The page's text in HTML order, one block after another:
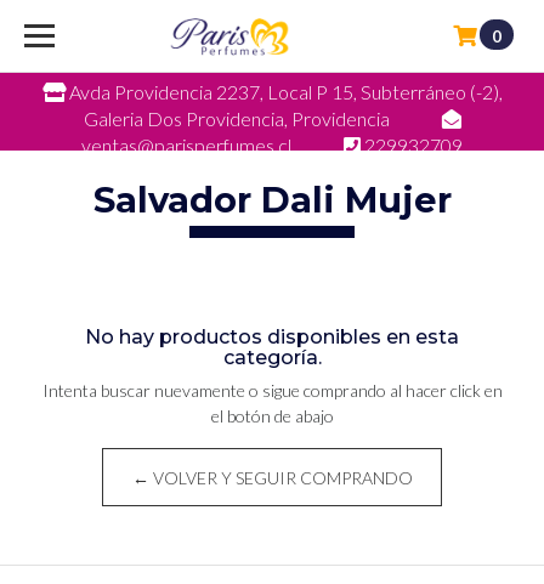
Avda Providencia 2237, Local P 15, Subterráneo (-2),
Galeria Dos Providencia, Providencia
ventas@parisperfumes.cl
229932709
0
Salvador Dali Mujer
No hay productos disponibles en esta
categoría.
Intenta buscar nuevamente o sigue comprando al hacer click en
el botón de abajo
← VOLVER Y SEGUIR COMPRANDO